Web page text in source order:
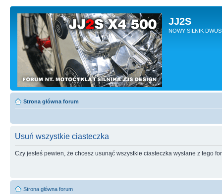
JJ2S
NOWY SILNIK
Strona główna forum
Usuń wszystkie ciasteczka
Czy jesteś pewien, że chcesz usunąć wszystkie ciasteczka wysłane z tego
Strona główna forum